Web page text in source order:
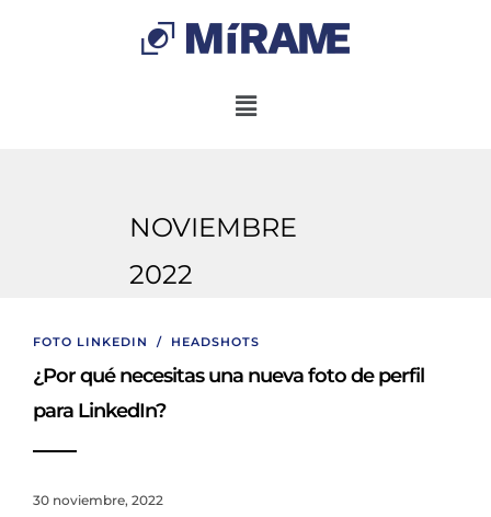
NOVIEMBRE
2022
FOTO LINKEDIN / HEADSHOTS
¿Por qué necesitas una nueva foto de perfil
para LinkedIn?
30 noviembre, 2022